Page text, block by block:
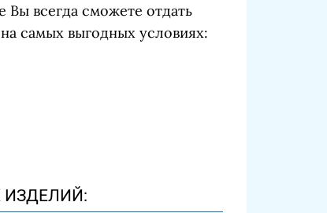
Вы всегда сможете отдать
самых выгодных условиях: